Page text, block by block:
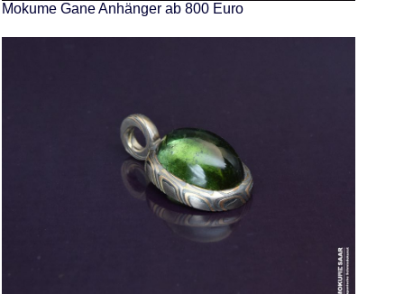
Mokume Gane Anhänger ab 800 Euro